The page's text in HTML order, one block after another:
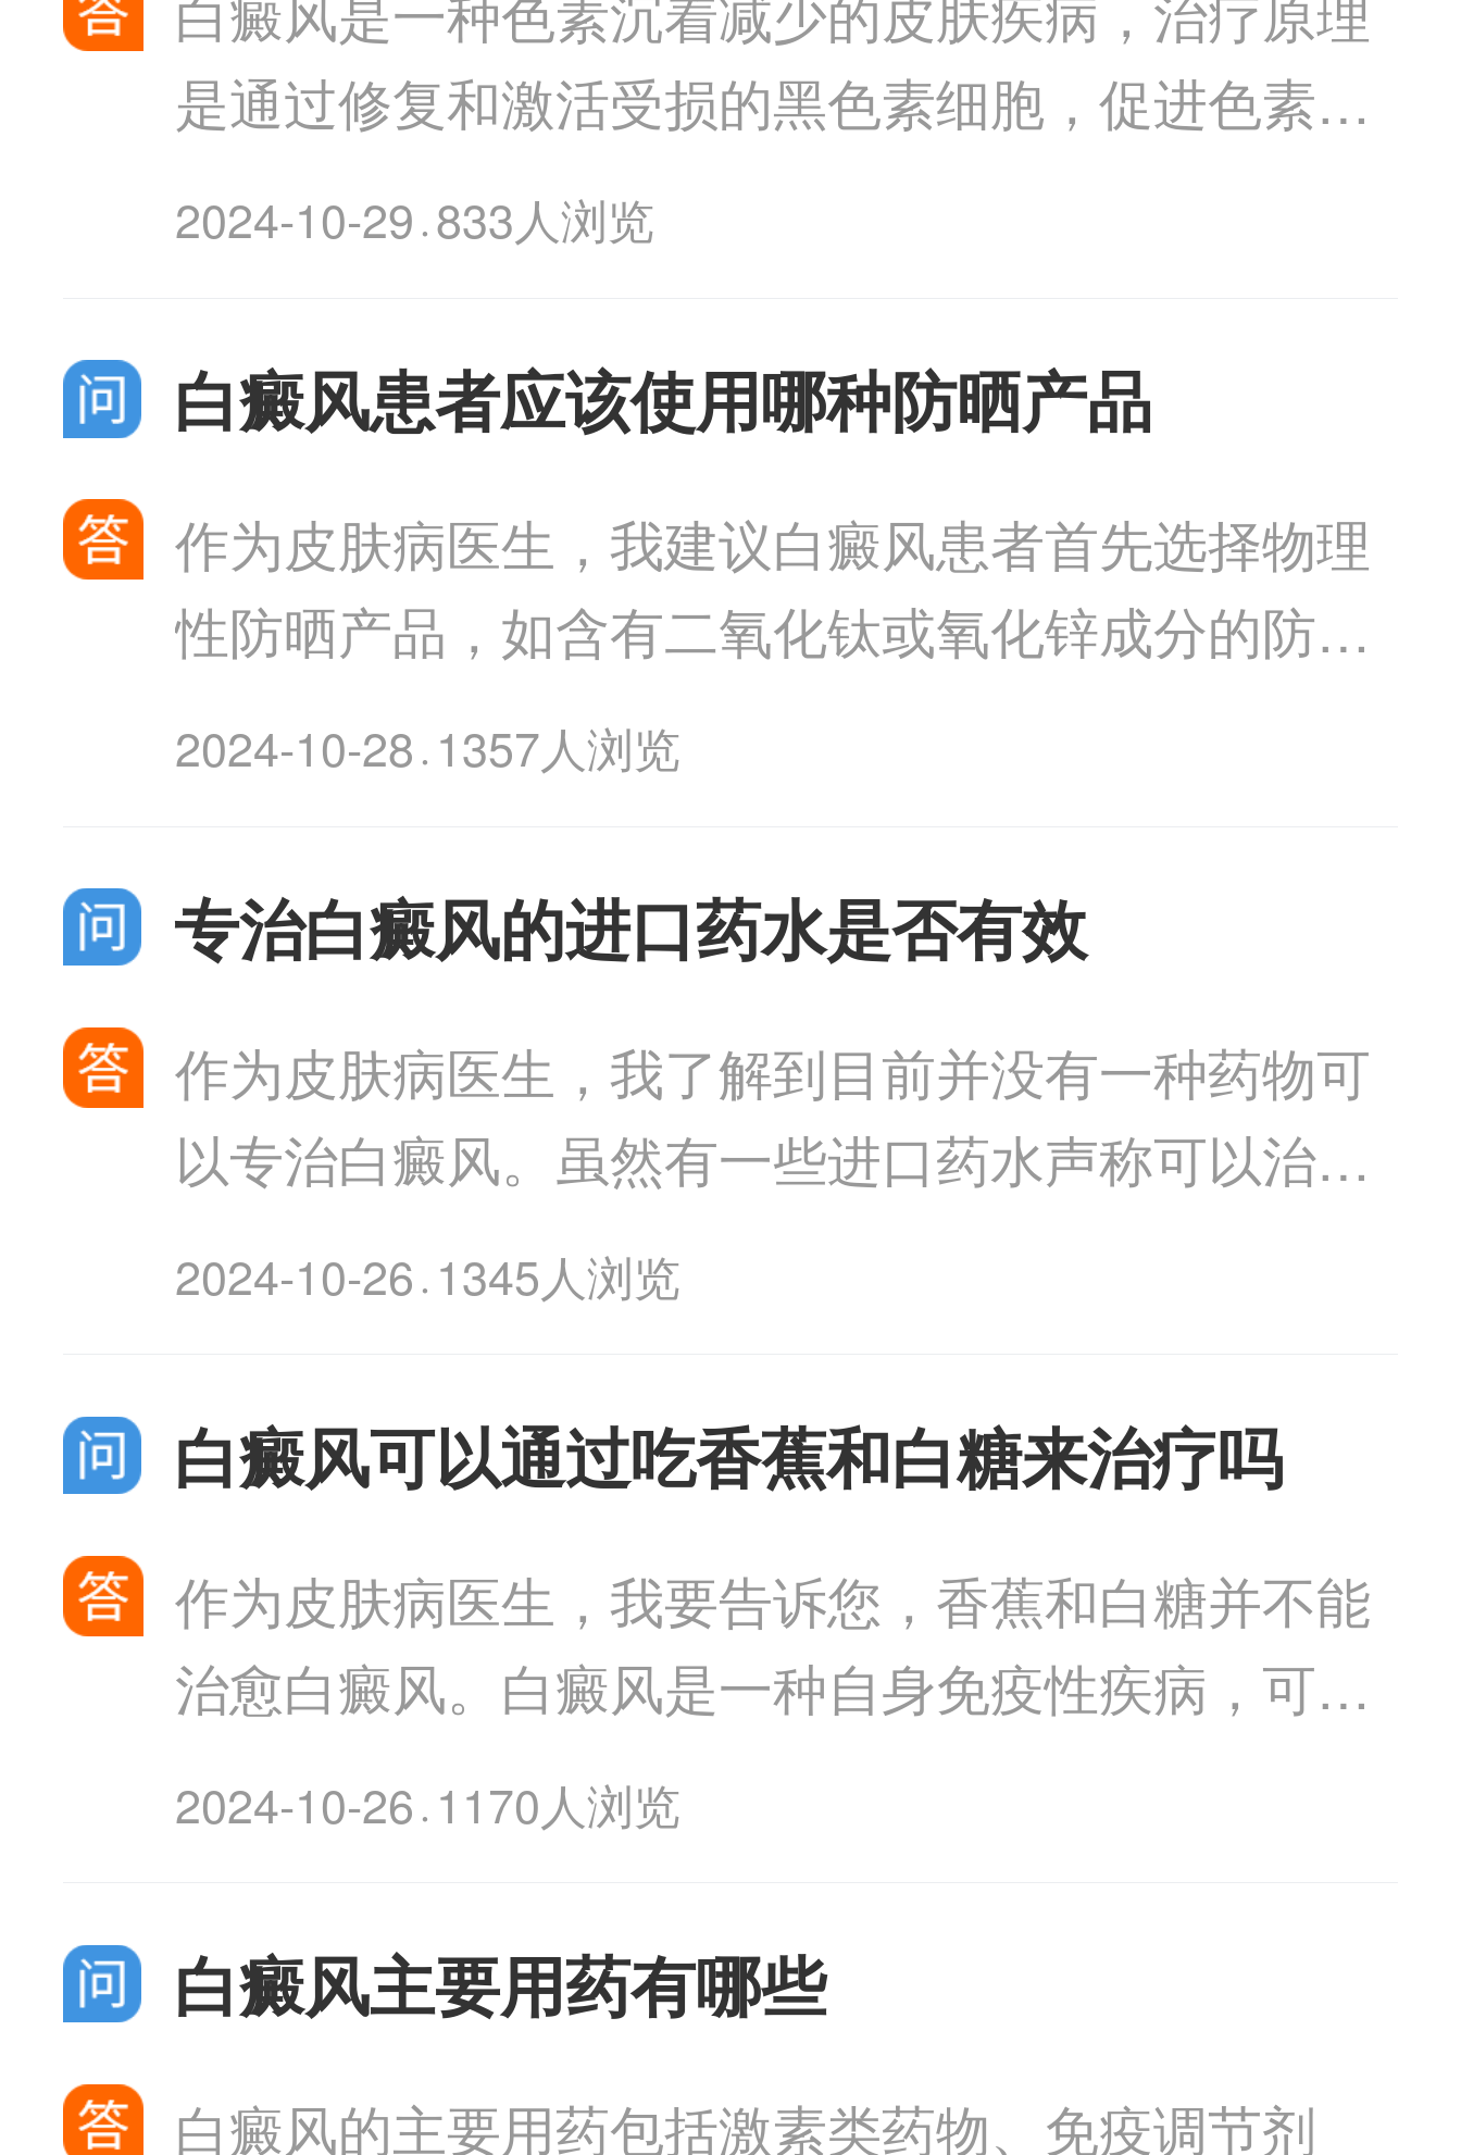
是通过修复和激活受损的黑色素细胞，促进色素的
再生。江苏大学采用中西医结合的治疗方法，包括
2024-10-29·833人浏览
白癜风患者应该使用哪种防晒产品
作为皮肤病医生，我建议白癜风患者首先选择物理
性防晒产品，如含有二氧化钛或氧化锌成分的防晒
霜。这类产品可以反射和散射紫外线，减少紫外线
2024-10-28·1357人浏览
专治白癜风的进口药水是否有效
作为皮肤病医生，我了解到目前并没有一种药物可
以专治白癜风。虽然有一些进口药水声称可以治愈
白癜风，但其疗效并未得到充分验证。白癜风是一
2024-10-26·1345人浏览
白癜风可以通过吃香蕉和白糖来治疗吗
作为皮肤病医生，我要告诉您，香蕉和白糖并不能
治愈白癜风。白癜风是一种自身免疫性疾病，可能
与遗传、免疫系统失调有关。目前尚无根治方法，
2024-10-26·1170人浏览
白癜风主要用药有哪些
白癜风的主要用药包括激素类药物、免疫调节剂